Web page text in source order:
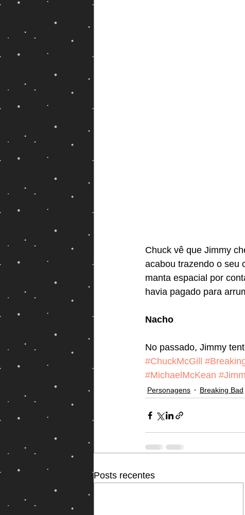
Chuck vê que Jimmy
acabou trazendo o seu
manta espacial por
havia pagado para
Nacho
No passado, Jimmy
#ChuckMcGill
#MichaelMcKean
Personagens Breaking Bad
Posts recentes